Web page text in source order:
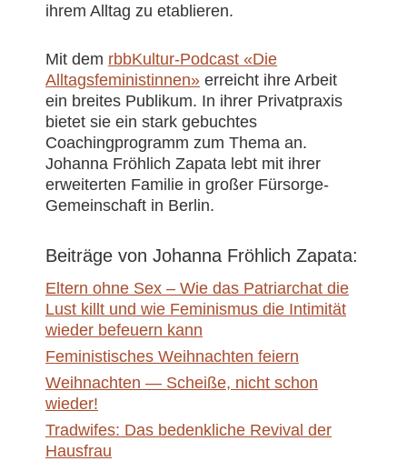
ihrem Alltag zu etablieren.
Mit dem rbbKultur-Podcast «Die
Alltagsfeministinnen» erreicht ihre Arbeit
ein breites Publikum. In ihrer Privatpraxis
bietet sie ein stark gebuchtes
Coachingprogramm zum Thema an.
Johanna Fröhlich Zapata lebt mit ihrer
erweiterten Familie in großer Fürsorge-
Gemeinschaft in Berlin.
Johanna Fröhlich Zapata
Eltern ohne Sex – Wie das Patriarchat die
Lust killt und wie Feminismus die Intimität
wieder befeuern kann
Feministisches Weihnachten feiern
Weihnachten — Scheiße, nicht schon
wieder!
Tradwifes: Das bedenkliche Revival der
Hausfrau